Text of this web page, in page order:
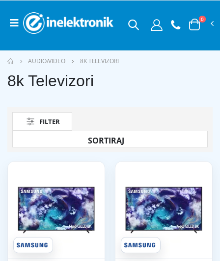
0
AUDIO/VIDEO 8K TELEVIZORI
8k Televizori
FILTER